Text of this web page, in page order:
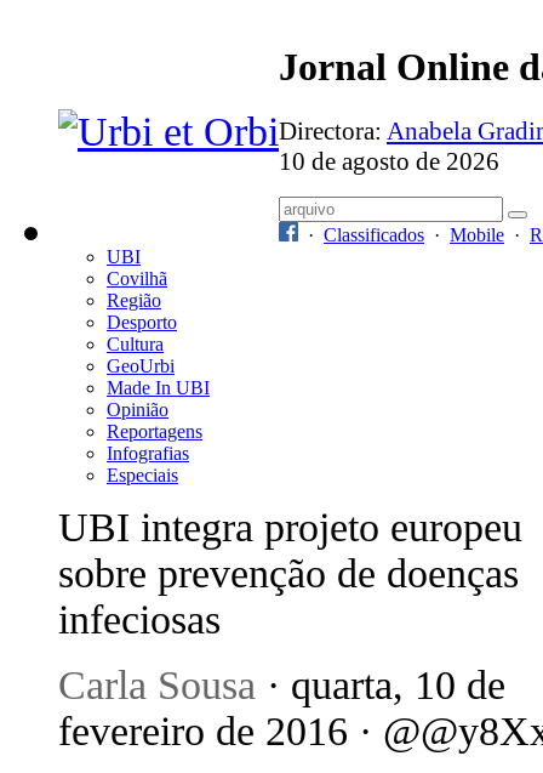
Jornal Online
Directora: Anabela
10 de agosto de 2026
· Classificados · Mobile ·
UBI
Covilhã
Região
Desporto
Cultura
GeoUrbi
Made In UBI
Opinião
Reportagens
Infografias
Especiais
UBI integra projeto europeu
sobre prevenção de doenças
infeciosas
Carla Sousa · quarta, 10 de
fevereiro de 2016 ·